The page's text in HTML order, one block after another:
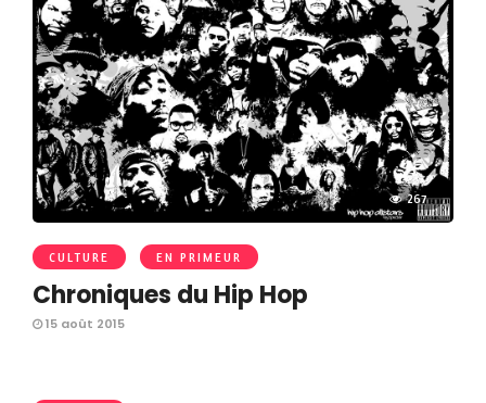
267
CULTURE EN PRIMEUR
Chroniques du Hip Hop
15 août 2015